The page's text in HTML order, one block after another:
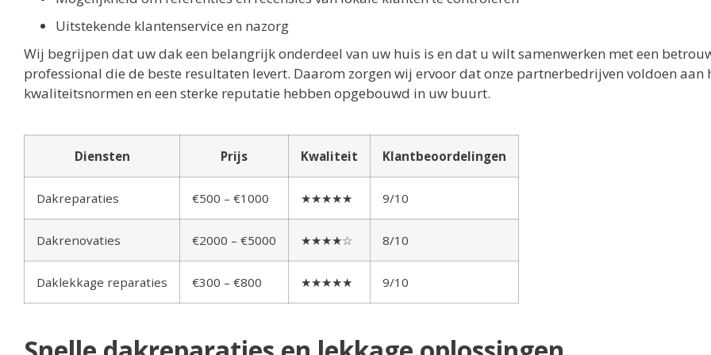
Uitstekende klantenservice en nazorg
Wij begrijpen dat uw dak een belangrijk onderdeel van uw huis is en dat u wilt samenwerken met een
professional die de beste resultaten levert. Daarom zorgen wij ervoor dat onze partnerbedrijven voldoen aan
kwaliteitsnormen en een sterke reputatie hebben opgebouwd in uw buurt.
Diensten Prijs Kwaliteit Klantbeoordelingen
Dakreparaties €500 – €1000 ★★★★★ 9/10
Dakrenovaties €2000 – €5000 ★★★★☆ 8/10
Daklekkage reparaties €300 – €800 ★★★★★ 9/10